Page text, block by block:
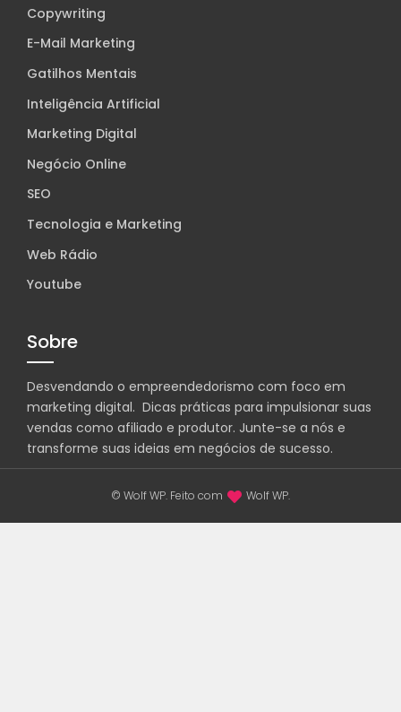
Copywriting
E-Mail Marketing
Gatilhos Mentais
Inteligência Artificial
Marketing Digital
Negócio Online
SEO
Tecnologia e Marketing
Web Rádio
Youtube
Sobre
Desvendando o empreendedorismo com foco em
marketing digital. Dicas práticas para impulsionar suas
vendas como afiliado e produtor. Junte-se a nós e
transforme suas ideias em negócios de sucesso.
© Wolf WP. Feito com Wolf WP.